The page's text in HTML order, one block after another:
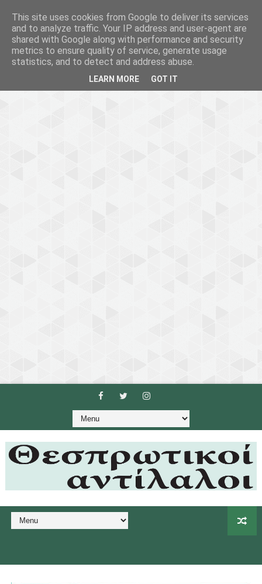
This site uses cookies from Google to deliver its services
and to analyze traffic. Your IP address and user-agent are
shared with Google along with performance and security
metrics to ensure quality of service, generate usage
statistics, and to detect and address abuse.
LEARN MORE GOT IT